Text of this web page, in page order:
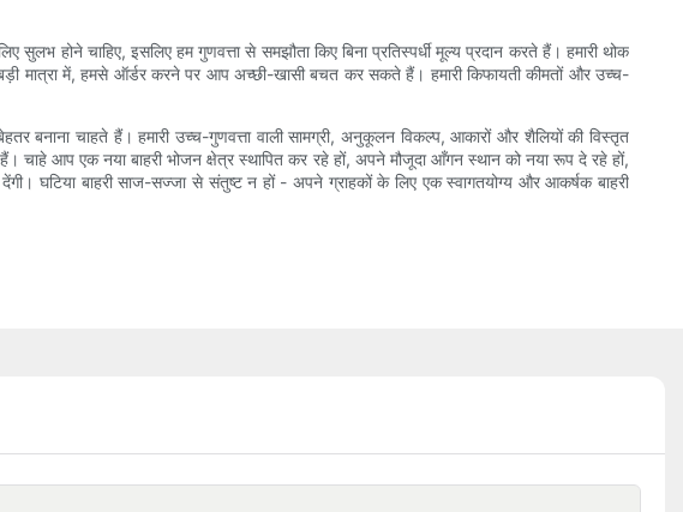
होने चाहिए, इसलिए हम गुणवत्ता से समझौता किए बिना प्रतिस्पर्धी मूल्य प्रदान करते हैं। हमारी थोक
मात्रा में, हमसे ऑर्डर करने पर आप अच्छी-खासी बचत कर सकते हैं। हमारी किफायती कीमतों और उच्च-
बनाना चाहते हैं। हमारी उच्च-गुणवत्ता वाली सामग्री, अनुकूलन विकल्प, आकारों और शैलियों की विस्तृत
आप एक नया बाहरी भोजन क्षेत्र स्थापित कर रहे हों, अपने मौजूदा आँगन स्थान को नया रूप दे रहे हों,
घटिया बाहरी साज-सज्जा से संतुष्ट न हों - अपने ग्राहकों के लिए एक स्वागतयोग्य और आकर्षक बाहरी